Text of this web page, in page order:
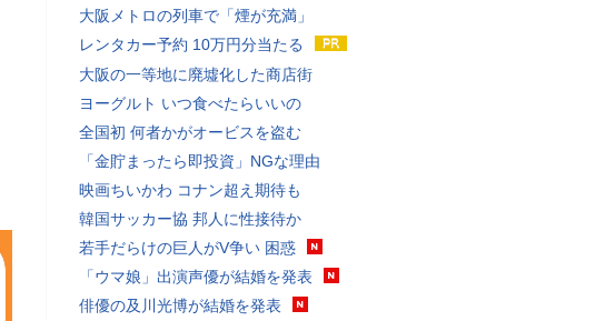
大阪メトロの列車で「煙が充満」
レンタカー予約 10万円分当たる
大阪の一等地に廃墟化した商店街
ヨーグルト いつ食べたらいいの
全国初 何者かがオービスを盗む
「金貯まったら即投資」NGな理由
映画ちいかわ コナン超え期待も
韓国サッカー協 邦人に性接待か
若手だらけの巨人がV争い 困惑
「ウマ娘」出演声優が結婚を発表
俳優の及川光博が結婚を発表